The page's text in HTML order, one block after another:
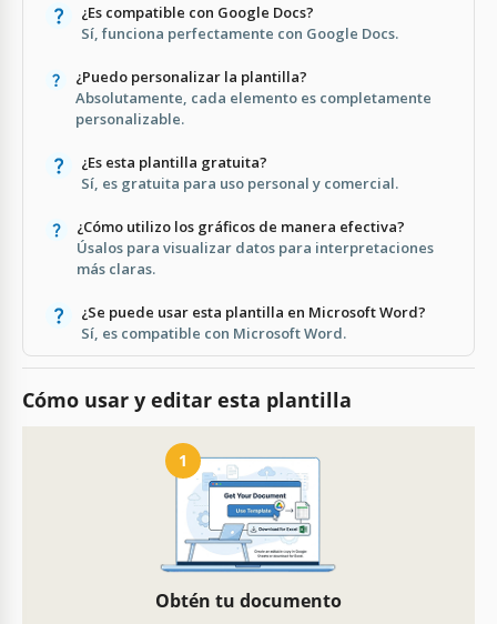
¿Es compatible con Google Docs?
Sí, funciona perfectamente con Google Docs.
¿Puedo personalizar la plantilla?
Absolutamente, cada elemento es completamente
personalizable.
¿Es esta plantilla gratuita?
Sí, es gratuita para uso personal y comercial.
¿Cómo utilizo los gráficos de manera efectiva?
Úsalos para visualizar datos para interpretaciones
más claras.
¿Se puede usar esta plantilla en Microsoft Word?
Sí, es compatible con Microsoft Word.
Cómo usar y editar esta plantilla
1
Obtén tu documento